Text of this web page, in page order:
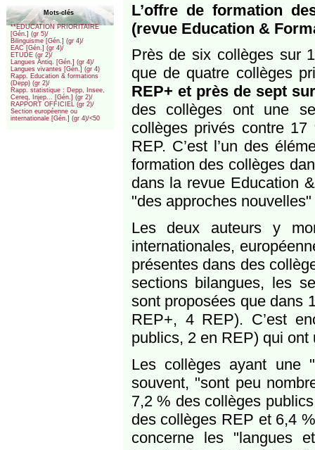
Mots-clés
**EDUCATION PRIORITAIRE
[Gén.] (gr 5)/
Bilinguisme [Gén.] (gr 4)/
EAC [Gén.] (gr 4)/
ETUDE (gr 2)/
Langues Antiq. [Gén.] (gr 4)/
Langues vivantes [Gén.] (gr 4)
Rapp. Education & formations
(Depp) (gr 2)/
Rapp. statistique : Depp, Insee,
Cereq, Injep... [Gén.] (gr 2)/
RAPPORT OFFICIEL (gr 2)/
Section européenne ou
internationale [Gén.] (gr 4)/<50
L’offre de formation
(revue Education &
Près de six collèges sur
que de quatre collèges
REP+ et près de sept
des collèges ont une
collèges privés contre
REP. C’est l’un des
formation des collèges
dans la revue Education
"des approches
Les deux auteurs y
internationales,
présentes dans des
sections bilangues, les
sont proposées que dans
REP+, 4 REP). C’est
publics, 2 en REP) qui ont
Les collèges ayant une
souvent, "sont peu
7,2 % des collèges
des collèges REP et 6,4
concerne les "langues